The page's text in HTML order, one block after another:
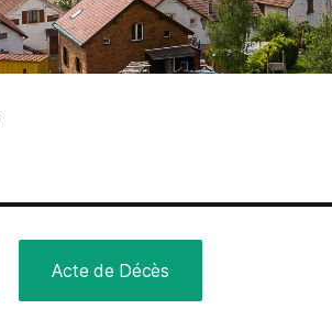
Acte de Décès